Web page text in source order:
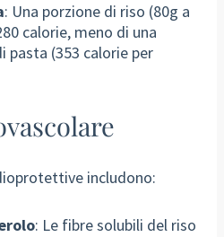
: Una porzione di riso (80g a
calorie, meno di una
pasta (353 calorie per
includono:
: Le fibre solubili del riso